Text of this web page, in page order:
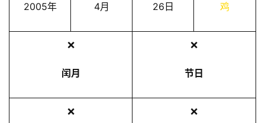
年
2005年 4月 26日 鸡
❌
闰月
❌
节日
❌ ❌